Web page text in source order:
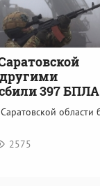
397 БПЛА
области
2575